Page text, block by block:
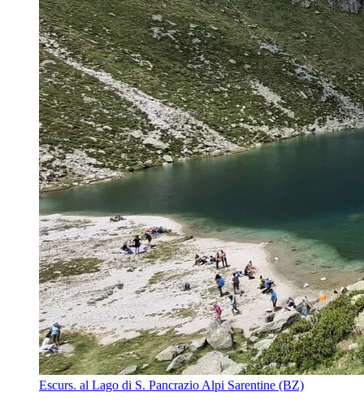
Escurs. al Lago di S. Pancrazio Alpi Sarentine (BZ)